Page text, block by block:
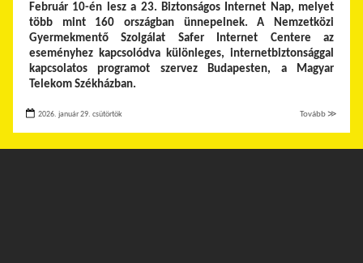
Február 10-én lesz a 23. Biztonságos Internet Nap, melyet
több mint 160 országban ünnepelnek. A Nemzetközi
Gyermekmentő Szolgálat Safer Internet Centere az
eseményhez kapcsolódva különleges, internetbiztonsággal
kapcsolatos programot szervez Budapesten, a Magyar
Telekom Székházban.
2026. január 29. csütörtök Tovább ≫